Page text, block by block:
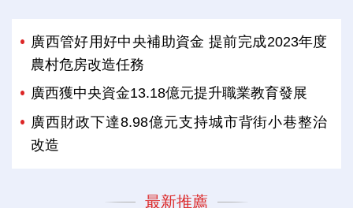
廣西管好用好中央補助資金 提前完成2023年度
農村危房改造任務
廣西獲中央資金13.18億元提升職業教育發展
廣西財政下達8.98億元支持城市背街小巷整治
改造
最新推薦